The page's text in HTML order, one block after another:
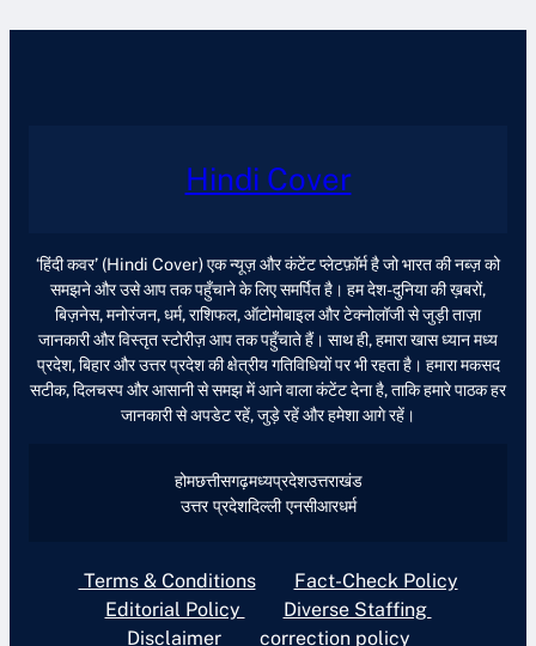
Hindi Cover
‘हिंदी कवर’ (Hindi Cover) एक न्यूज़ और कंटेंट प्लेटफ़ॉर्म है जो भारत की नब्ज़ को
समझने और उसे आप तक पहुँचाने के लिए समर्पित है। हम देश-दुनिया की ख़बरों,
बिज़नेस, मनोरंजन, धर्म, राशिफल, ऑटोमोबाइल और टेक्नोलॉजी से जुड़ी ताज़ा
जानकारी और विस्तृत स्टोरीज़ आप तक पहुँचाते हैं। साथ ही, हमारा खास ध्यान मध्य
प्रदेश, बिहार और उत्तर प्रदेश की क्षेत्रीय गतिविधियों पर भी रहता है। हमारा मकसद
सटीक, दिलचस्प और आसानी से समझ में आने वाला कंटेंट देना है, ताकि हमारे पाठक हर
जानकारी से अपडेट रहें, जुड़े रहें और हमेशा आगे रहें।
होमछत्तीसगढ़मध्यप्रदेशउत्तराखंड
उत्तर प्रदेशदिल्ली एनसीआरधर्म
Terms & Conditions
Fact-Check Policy
Editorial Policy
Diverse Staffing
Disclaimer
correction policy